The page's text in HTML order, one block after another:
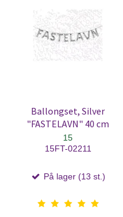
Ballongset, Silver
"FASTELAVN" 40 cm
15
15FT-02211
På lager (13 st.)